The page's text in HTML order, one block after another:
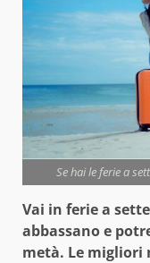
Se hai le ferie a
Vai in ferie a
abbassano e
metà. Le migliori